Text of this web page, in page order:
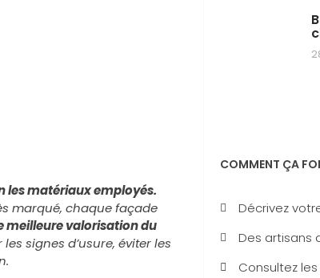
les matériaux employés.
marqué, chaque façade
meilleure valorisation du
signes d’usure, éviter les
COMMENT ÇA
Décrivez
Des artisans
Consultez